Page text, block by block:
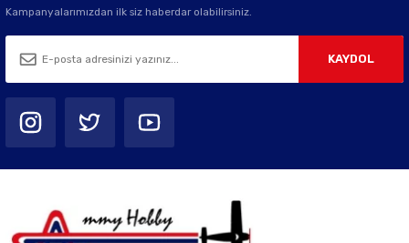
Kampanyalarımızdan ilk siz haberdar olabilirsiniz.
KAYDOL